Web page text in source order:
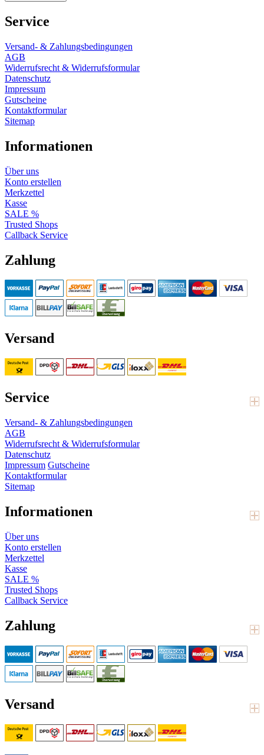
Service
Versand- & Zahlungsbedingungen
AGB
Widerrufsrecht & Widerrufsformular
Datenschutz
Impressum
Gutscheine
Kontaktformular
Sitemap
Informationen
Über uns
Konto erstellen
Merkzettel
Kasse
SALE %
Trusted Shops
Callback Service
Zahlung
Versand
Service
Versand- & Zahlungsbedingungen
AGB
Widerrufsrecht & Widerrufsformular
Datenschutz
Impressum Gutscheine
Kontaktformular
Sitemap
Informationen
Über uns
Konto erstellen
Merkzettel
Kasse
SALE %
Trusted Shops
Callback Service
Zahlung
Versand